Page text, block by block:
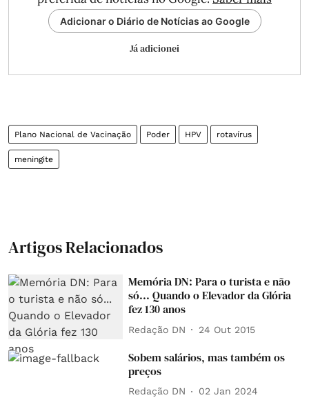
Adicionar o Diário de Notícias ao Google
Já adicionei
Plano Nacional de Vacinação Poder HPV rotavírus
meningite
Artigos Relacionados
Memória DN: Para o turista e não
só... Quando o Elevador da Glória
fez 130 anos
Redação DN 24 Out 2015
Sobem salários, mas também os
preços
Redação DN 02 Jan 2024